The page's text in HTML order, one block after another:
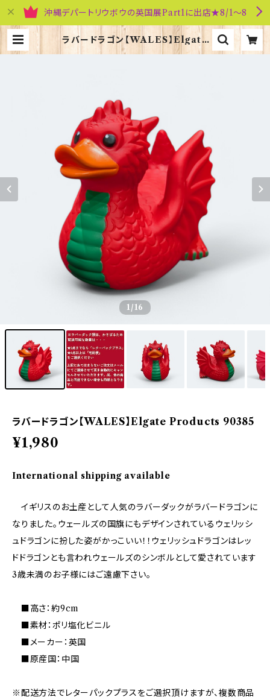
沖縄デパートリウボウの英国展Part1に出店★8/1～8
ラバードラゴン【WALES】Elgate
Products 90385 | 英国雑貨専門
1/16
ラバードラゴン【WALES】Elgate Products 90385
¥1,980
International shipping available
イギリスのお土産として人気のラバーダックがラバードラゴンに
なりました。ウェールズの国旗にもデザインされているウェリッシ
ュドラゴンに扮した姿がかっこいい！！ウェリッシュドラゴンはレッ
ドドラゴンとも言われウェールズのシンボルとして愛されています
3歳未満のお子様にはご遠慮下さい。
■高さ：約9cm
■素材：ポリ塩化ビニル
■メーカー：英国
■原産国：中国
※配送方法でレターパックプラスをご選択頂けますが、複数商品